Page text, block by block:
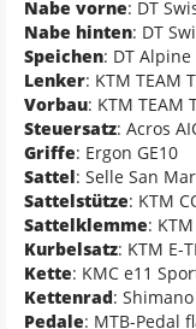
Nabe vorne: DT
Nabe hinten: DT
Speichen: DT
Lenker: KTM TEAM
Vorbau: KTM TEAM
Steuersatz: Acros
Griffe: Ergon GE10
Sattel: Selle San
Sattelstütze: KTM
Sattelklemme:
Kurbelsatz: KTM E-
Kette: KMC e11
Kettenrad:
Pedale: MTB-Pedal